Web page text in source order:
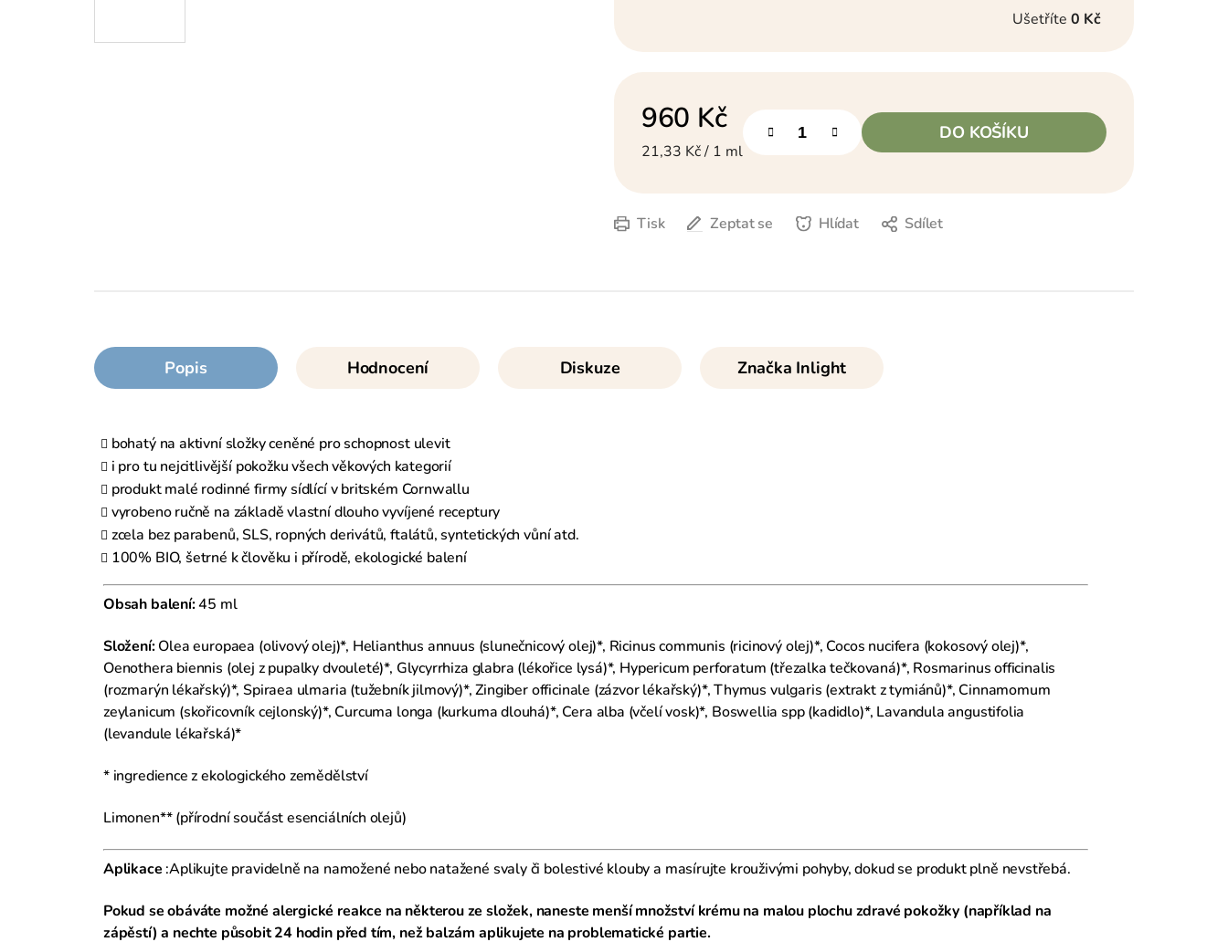
Ušetříte 0 Kč
960 Kč
Měrná cena:
21,33 Kč / 1 ml
DO KOŠÍKU
Tisk Zeptat se Hlídat Sdílet
Popis Hodnocení Diskuze Značka Inlight
bohatý na aktivní složky ceněné pro schopnost ulevit
i pro tu nejcitlivější pokožku všech věkových kategorií
produkt malé rodinné firmy sídlící v britském Cornwallu
vyrobeno ručně na základě vlastní dlouho vyvíjené receptury
zcela bez parabenů, SLS, ropných derivátů, ftalátů, syntetických vůní atd.
100% BIO, šetrné k člověku i přírodě, ekologické balení
Obsah balení:45 ml
Složení:Olea europaea (olivový olej)*, Helianthus annuus (slunečnicový olej)*, Ricinus communis (ricinový olej)*, Cocos nucifera (kokosový olej)*,
Oenothera biennis (olej z pupalky dvouleté)*, Glycyrrhiza glabra (lékořice lysá)*, Hypericum perforatum (třezalka tečkovaná)*, Rosmarinus officinalis
(rozmarýn lékařský)*, Spiraea ulmaria (tužebník jilmový)*, Zingiber officinale (zázvor lékařský)*, Thymus vulgaris (extrakt z tymiánů)*, Cinnamomum
zeylanicum (skořicovník cejlonský)*, Curcuma longa (kurkuma dlouhá)*, Cera alba (včelí vosk)*, Boswellia spp (kadidlo)*, Lavandula angustifolia
(levandule lékařská)*
* ingredience z ekologického zemědělství
Limonen** (přírodní součást esenciálních olejů)
Aplikace :Aplikujte pravidelně na namožené nebo natažené svaly či bolestivé klouby a masírujte krouživými pohyby, dokud se produkt plně nevstřebá.
Pokud se obáváte možné alergické reakce na některou ze složek, naneste menší množství krému na malou plochu zdravé pokožky (například na
zápěstí) a nechte působit 24 hodin před tím, než balzám aplikujete na problematické partie.